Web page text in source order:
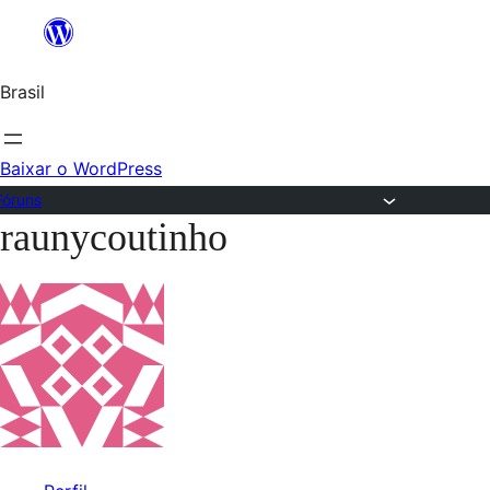
o
conteúdo
Brasil
Baixar o WordPress
Pular
o
conteúdo
raunycoutinho